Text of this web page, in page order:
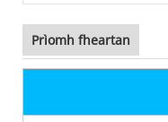
Prìomh fheartan